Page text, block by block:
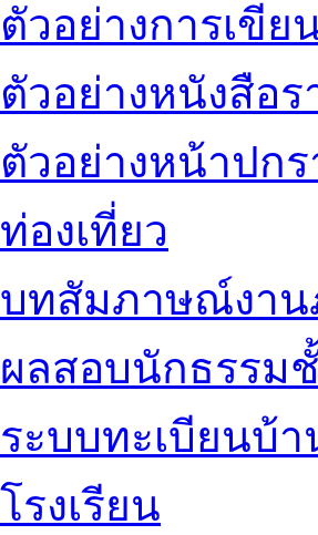
ตัวอย่างการเขีย
ตัวอย่างหนังสือ
ตัวอย่างหน้าปก
ท่องเที่ยว
บทสัมภาษณ์งาน
ผลสอบนักธรรม
ระบบทะเบียนบ้
โรงเรียน